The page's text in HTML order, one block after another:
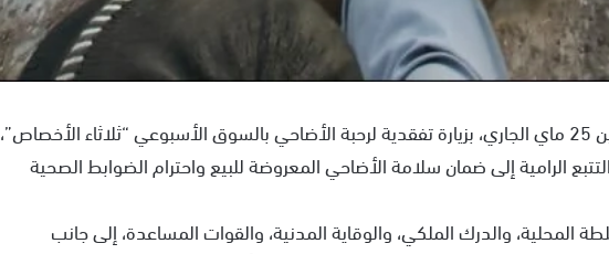
قامت لجنة محلية، صباح يوم الاثنين 25 ماي الجاري، بزيارة تفقدية لرحبة الأضاحي بالسوق الأسبوعي “ثلاثاء الأخصاص”،
الرامية إلى ضمان سلامة الأضاحي المعروضة للبيع واحترام الضوابط الصحية
المحلية، والدرك الملكي، والوقاية المدنية، والقوات المساعدة، إلى جانب